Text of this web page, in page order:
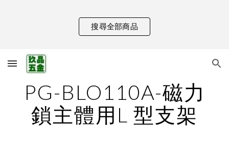
Skip to main content
搜尋全部商品
PG-BLO110A-磁力
鎖主體用L 型支架